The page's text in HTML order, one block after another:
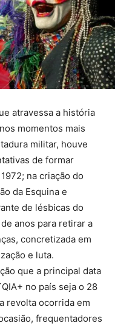
atravessa a história
momentos mais
militar, houve
de formar
na criação do
da Esquina e
de lésbicas do
anos para retirar a
concretizada em
e luta.
que a principal data
no país seja o 28
revolta ocorrida em
frequentadores